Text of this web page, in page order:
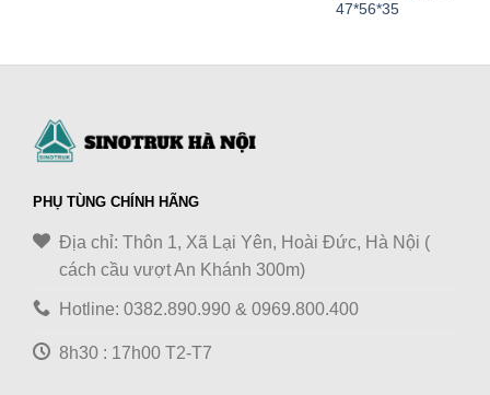
47*56*35
PHỤ TÙNG CHÍNH HÃNG
Địa chỉ: Thôn 1, Xã Lại Yên, Hoài Đức, Hà Nội (
cách cầu vượt An Khánh 300m)
Hotline: 0382.890.990 & 0969.800.400
8h30 : 17h00 T2-T7